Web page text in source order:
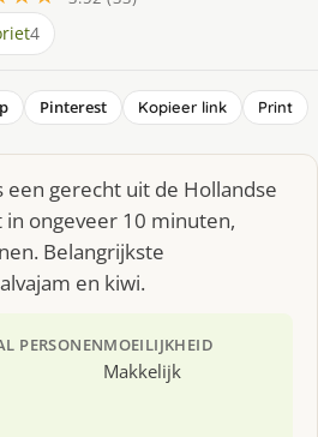
4
Pinterest Kopieer link Print
gerecht uit de Hollandse
in ongeveer 10 minuten,
Belangrijkste
en kiwi.
PERSONENMOEILIJKHEID
Makkelijk